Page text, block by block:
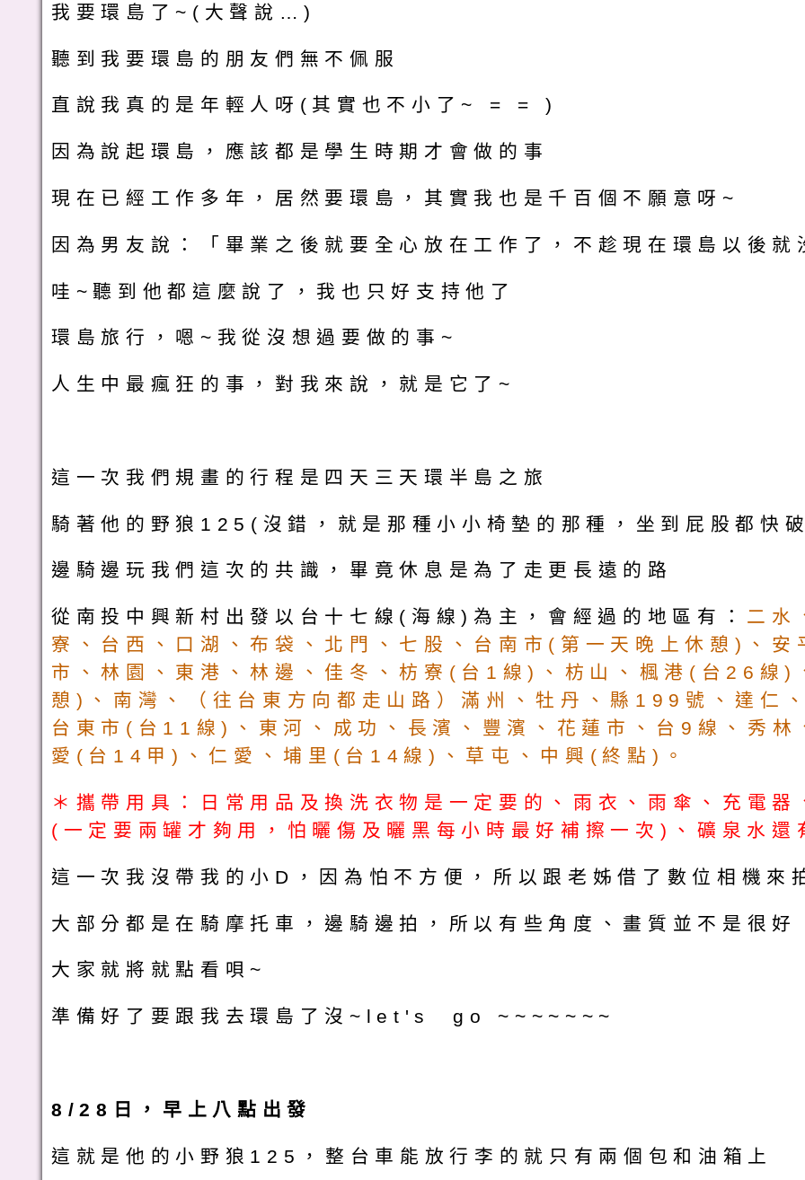
我要環島了~(大聲說…)
聽到我要環島的朋友們無不佩服
直說我真的是年輕人呀(其實也不小了~ = = )
因為說起環島，應該都是學生時期才會做的事
現在已經工作多年，居然要環島，其實我也是千百個不願意呀~
因為男友說：「畢業之後就要全心放在工作了，不趁現在環島以後就
哇~聽到他都這麼說了，我也只好支持他了
環島旅行，嗯~我從沒想過要做的事~
人生中最瘋狂的事，對我來說，就是它了~
這一次我們規畫的行程是四天三天環半島之旅
騎著他的野狼125(沒錯，就是那種小小椅墊的那種，坐到屁股都快
邊騎邊玩我們這次的共識，畢竟休息是為了走更長遠的路
從南投中興新村出發以台十七線(海線)為主，會經過的地區有： 二水
寮、台西、口湖、布袋、北門、七股、台南市(第一天晚上休憩)、安
市、林園、東港、林邊、佳冬、枋寮(台1線)、枋山、楓港(台26線)
憩)
、南灣、（往台東方向都走山路）滿州、牡丹、縣199號、達仁
台東市 (台11線)、東河、成功、長濱、豐濱、花蓮市、台9線、秀
愛(台14甲)
、仁愛、埔里(台14線)、草屯、中興(終點)。
＊攜帶用具：日常用品及換洗衣物是一定要的、雨衣、雨傘、充電器
(一定要兩罐才夠用，怕曬傷及曬黑每小時最好補擦一次)、礦泉水
這一次我沒帶我的小D，因為怕不方便，所以跟老姊借了數位相機來
大部分都是在騎摩托車，邊騎邊拍，所以有些角度、畫質並不是很好
大家就將就點看唄~
準備好了要跟我去環島了沒~let's go ~~~~~~~
8/28日，早上八點出發
這就是他的小野狼125，整台車能放行李的就只有兩個包和油箱上